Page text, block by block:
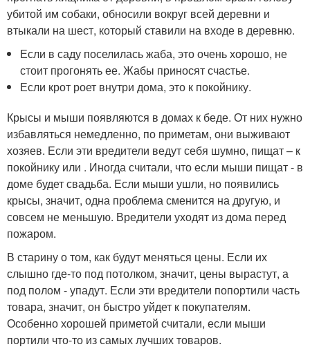
убитой им собаки, обносили вокруг всей деревни и
втыкали на шест, который ставили на входе в деревню.
Если в саду поселилась жаба, это очень хорошо, не
стоит прогонять ее. Жабы приносят счастье.
Если крот роет внутри дома, это к покойнику.
Крысы и мыши появляются в домах к беде. От них нужно
избавляться немедленно, по приметам, они выживают
хозяев. Если эти вредители ведут себя шумно, пищат – к
покойнику или . Иногда считали, что если мыши пищат - в
доме будет свадьба. Если мыши ушли, но появились
крысы, значит, одна проблема сменится на другую, и
совсем не меньшую. Вредители уходят из дома перед
пожаром.
В старину о том, как будут меняться цены. Если их
слышно где-то под потолком, значит, цены вырастут, а
под полом - упадут. Если эти вредители попортили часть
товара, значит, он быстро уйдет к покупателям.
Особенно хорошей приметой считали, если мыши
портили что-то из самых лучших товаров.